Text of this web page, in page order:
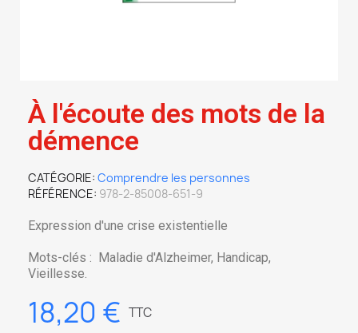
À l'écoute des mots de la
démence
CATÉGORIE Comprendre les personnes
RÉFÉRENCE 978-2-85008-651-9
Expression d'une crise existentielle
Mots-clés : Maladie d'Alzheimer, Handicap,
Vieillesse.
18,20 € TTC